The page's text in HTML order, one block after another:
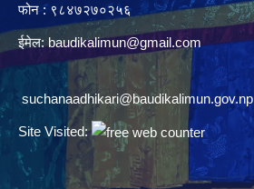
फोन : ९८४७२७०२५६
ईमेल: baudikalimun@gmail.com
suchanaadhikari@baudikalimun.gov.np
Site Visited: